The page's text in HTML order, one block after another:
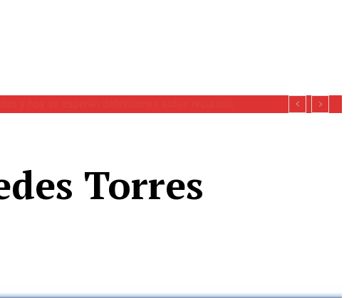
hoy se esperan definiciones sobre recursos
Torres